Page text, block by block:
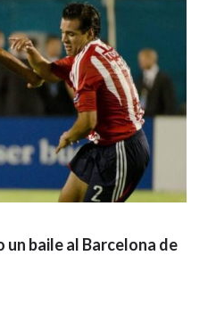
un baile al Barcelona de